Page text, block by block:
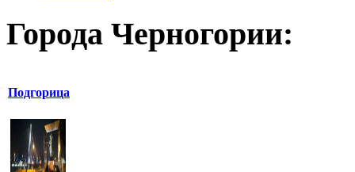
Города Черногории:
Подгорица